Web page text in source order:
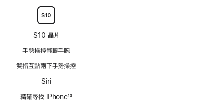
S10 晶片
手勢操控翻轉手腕
雙指互點兩下手勢操控
Siri
精確尋找 iPhone13